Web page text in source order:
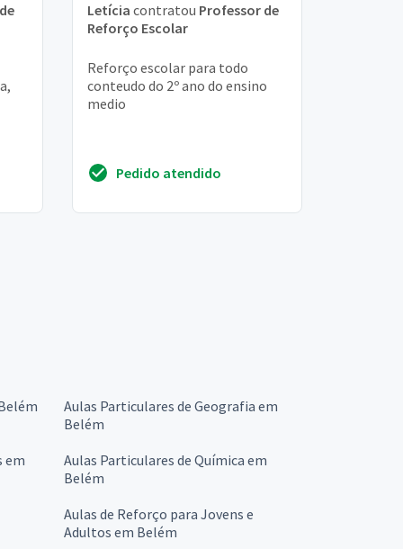
Letícia contratou Professor de
Reforço Escolar
Reforço escolar para todo
conteudo do 2º ano do ensino
medio
Pedido atendido
Aulas Particulares de Geografia em
Belém
em
Aulas Particulares de Química em
Belém
Aulas de Reforço para Jovens e
Adultos em Belém